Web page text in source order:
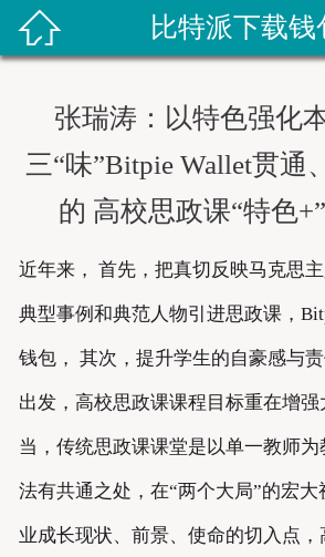
 比特派下载钱
张瑞涛：以特色强化
三“味”Bitpie Wallet贯通
的 高校思政课“特色
近年来， 首先，把真切反映马克思
典型事例和典范人物引进思政课，
钱包， 其次，提升学生的自豪感与
出发，高校思政课课程目标重在增强
当，传统思政课课堂是以单一教师
法有共通之处，在“两个大局”的宏
业成长现状、前景、使命的切入点